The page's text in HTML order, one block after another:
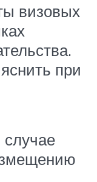
визовых
при